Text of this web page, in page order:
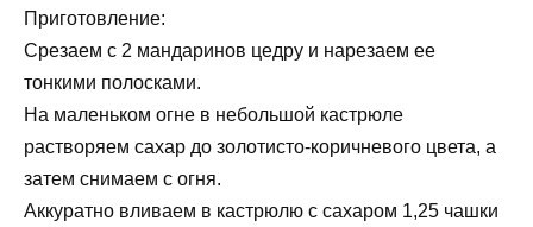
Приготовление:
Срезаем с 2 мандаринов цедру и нарезаем ее
тонкими полосками.
На маленьком огне в небольшой кастрюле
растворяем сахар до золотисто-коричневого цвета, а
затем снимаем с огня.
Аккуратно вливаем в кастрюлю с сахаром 1,25 чашки